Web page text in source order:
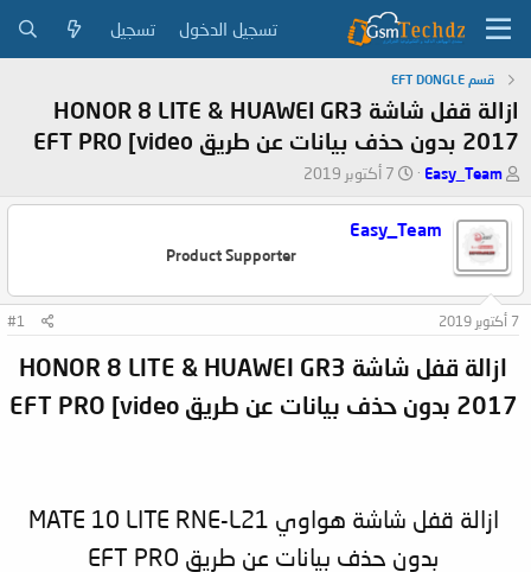
تسجيل الدخول تسجيل
قسم EFT DONGLE
ازالة قفل شاشة HONOR 8 LITE & HUAWEI GR3
2017 بدون حذف بيانات عن طريق EFT PRO [video
ب
ل
م
و
و
Easy_Team
ت
ي
ل
ء
7 أكتوبر 2019
Easy_Team
Product Supporter
7 أكتوبر 2019 #1
ازالة قفل شاشة HONOR 8 LITE & HUAWEI GR3
2017 بدون حذف بيانات عن طريق EFT PRO [video
ازالة قفل شاشة هواوي MATE 10 LITE RNE-L21
بدون حذف بيانات عن طريق EFT PRO